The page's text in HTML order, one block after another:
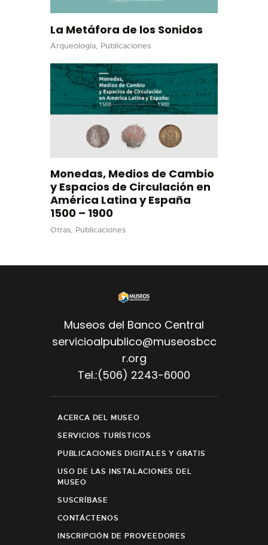
La Metáfora de los Sonidos
Arqueología, Publicaciones
Monedas, Medios de Cambio
y Espacios de Circulación en
América Latina y España
1500 – 1900
Otras, Publicaciones
Museos del Banco Central
servicioalpublico@museosbcc
r.org
Tel.:(506) 2243-6000
ACERCA DEL MUSEO
SERVICIOS TURÍSTICOS
PUBLICACIONES DIGITALES Y GRATIS
USO DE LAS INSTALACIONES DEL
MUSEO
SUSCRÍBASE
CONTÁCTENOS
INSCRIPCIÓN DE PROVEEDORES